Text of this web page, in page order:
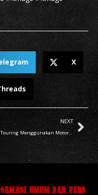
X
NEXT
Mau Touring Menggunakan Motor? Baca Dulu Aturannya Agar Aman
UMUM DAN PERS